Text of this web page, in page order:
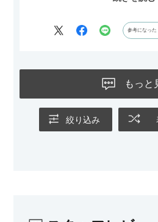
サイズは2.5人掛けですが、幅184cm
グとのバランスもぴったりで、リビ
ないのもお気に入りのポイントです
の後ろ側を通ることも多い間取りな
ても美しく、空間の印象を損ないませ
参考になった
もっと
絞り込み